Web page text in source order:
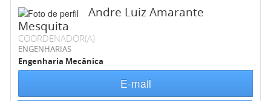
Andre Luiz Amarante
Mesquita
COORDENADOR(A)
ENGENHARIAS
Engenharia Mecânica
E-mail